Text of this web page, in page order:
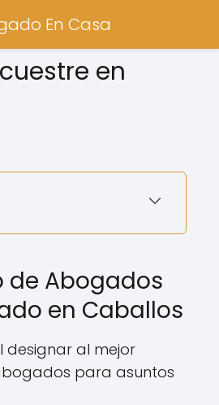
En Casa
en
de Abogados
en Caballos
designar al mejor
para asuntos